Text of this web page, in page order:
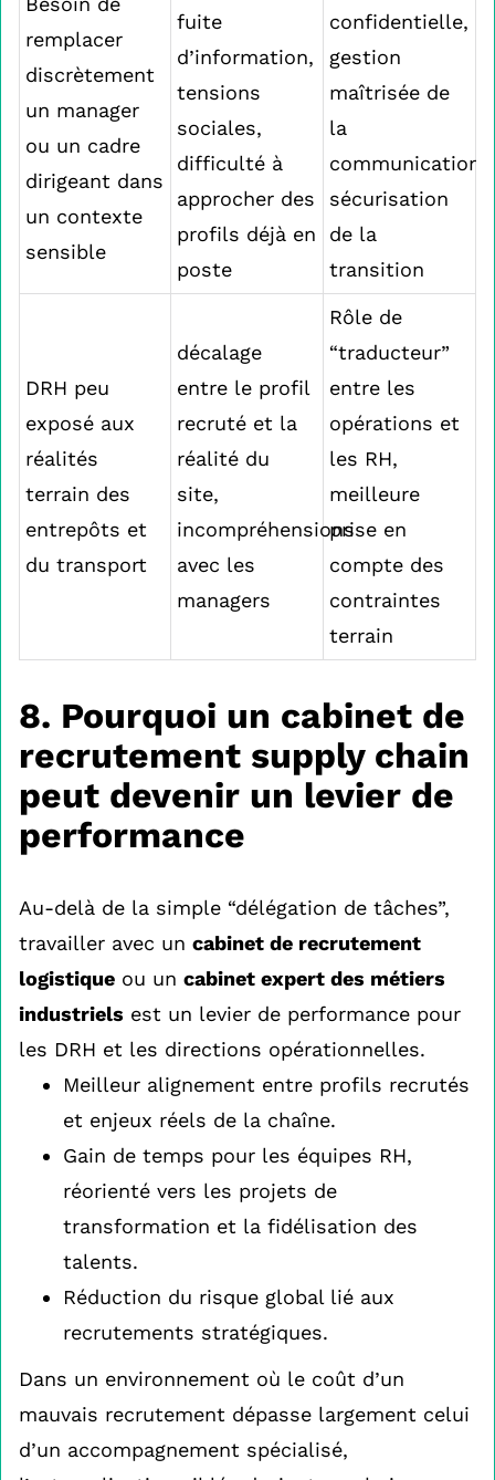
remplacer
discrètement
un manager
ou un cadre
dirigeant dans
un contexte
sensible
fuite
d’information,
tensions
sociales,
difficulté à
approcher des
profils déjà en
poste
confidentielle,
gestion
maîtrisée de
la
communication,
sécurisation
de la
transition
DRH peu
exposé aux
réalités
terrain des
entrepôts et
du transport
décalage
entre le profil
recruté et la
réalité du
site,
incompréhensions
avec les
managers
Rôle de
“traducteur”
entre les
opérations et
les RH,
meilleure
prise en
compte des
contraintes
terrain
8. Pourquoi un cabinet de
recrutement supply chain
peut devenir un levier de
performance
Au-delà de la simple “délégation de tâches”,
travailler avec un cabinet de recrutement
logistique ou un cabinet expert des métiers
industriels est un levier de performance pour
les DRH et les directions opérationnelles.
Meilleur alignement entre profils recrutés
et enjeux réels de la chaîne.
Gain de temps pour les équipes RH,
réorienté vers les projets de
transformation et la fidélisation des
talents.
Réduction du risque global lié aux
recrutements stratégiques.
Dans un environnement où le coût d’un
mauvais recrutement dépasse largement celui
d’un accompagnement spécialisé,